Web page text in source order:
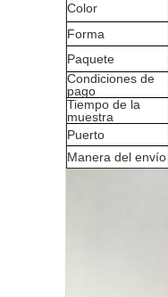
Color
Forma
Paquete
Condiciones de
pago
Tiempo de la
muestra
Puerto
Manera del envío